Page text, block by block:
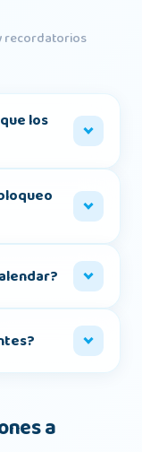
recordatorios
los
a